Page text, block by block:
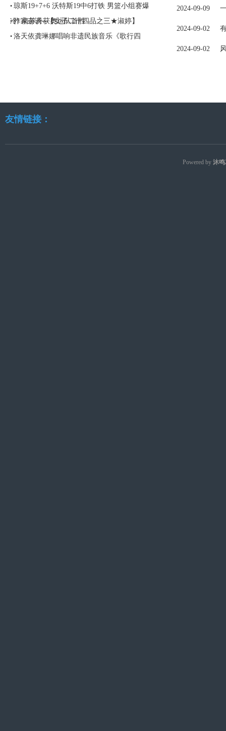
• 琼斯19+7+6 沃特斯19中6打铁 男篮小组赛爆
冷! 南苏丹获奥运队首胜
•作家杂谈--【女子二十四品之三★淑婷】
• 洛天依龚琳娜唱响非遗民族音乐《歌行四
2024-09-09
2024-09-02
2024-09-02
友情链接：
Powered by 沐